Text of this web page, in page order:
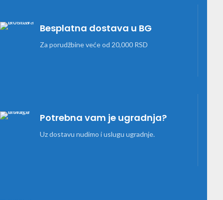
Besplatna dostava u BG
Za porudžbine veće od 20,000 RSD
Potrebna vam je ugradnja?
Uz dostavu nudimo i uslugu ugradnje.